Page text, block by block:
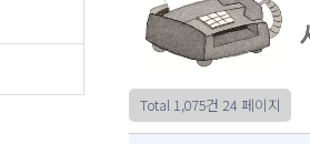
Total 1,075건 24 페이지